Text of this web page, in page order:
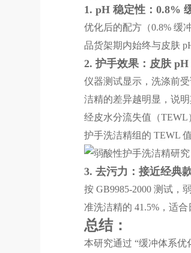
1. pH 稳定性：0.8%
优化后的配方（0.8% 缓
品货架期内始终与皮肤
2. 护手效果：皮肤
仪器测试显示，洗涤前
洁精的差异越明显，说
经皮水分流失值（
护手洗洁精组的 TEWL
3. 去污力：接近经典
按 GB9985-2000 测试，
准洗洁精的 41.5%，适
总结：
本研究通过 “缓冲体系